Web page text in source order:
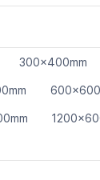
300x400mm